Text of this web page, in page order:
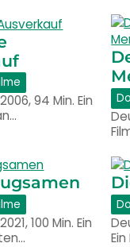
94 Min. Ein
100 Min. Ein